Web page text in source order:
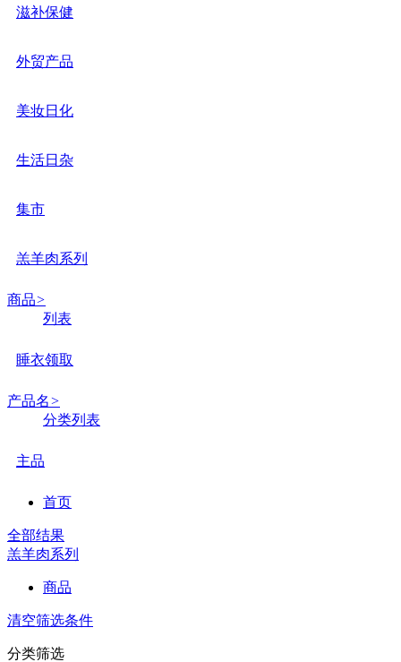
滋补保健
外贸产品
美妆日化
生活日杂
集市
羔羊肉系列
商品>
列表
睡衣领取
产品名>
分类列表
主品
首页
全部结果
羔羊肉系列
商品
清空筛选条件
分类筛选